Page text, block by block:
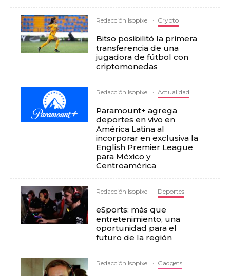
Redacción Isopixel · Crypto
Bitso posibilitó la primera
transferencia de una
jugadora de fútbol con
criptomonedas
Redacción Isopixel · Actualidad
Paramount+ agrega
deportes en vivo en
América Latina al
incorporar en exclusiva la
English Premier League
para México y
Centroamérica
Redacción Isopixel · Deportes
eSports: más que
entretenimiento, una
oportunidad para el
futuro de la región
Redacción Isopixel · Gadgets